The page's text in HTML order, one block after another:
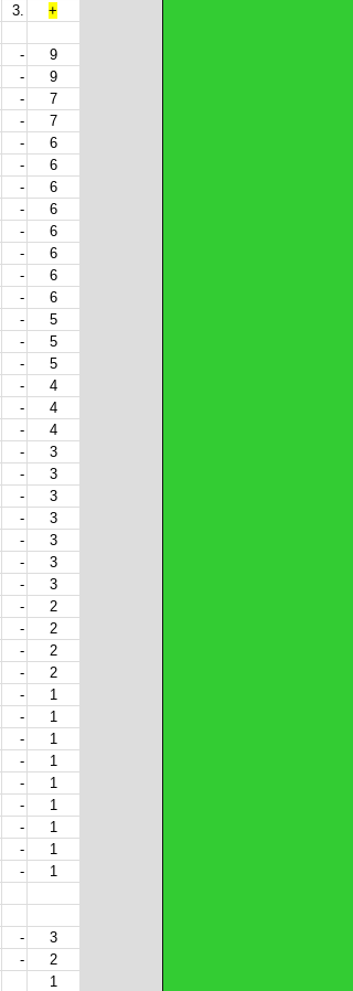
3. +
-
9
-
9
-
7
-
7
-
6
-
6
-
6
-
6
-
6
-
6
-
6
-
6
-
5
-
5
-
5
-
4
-
4
-
4
-
3
-
3
-
3
-
3
-
3
-
3
-
3
-
2
-
2
-
2
-
2
-
1
-
1
-
1
-
1
-
1
-
1
-
1
-
1
- 1
-
3
-
2
1